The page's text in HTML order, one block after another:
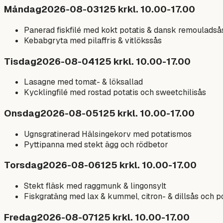
Måndag2026-08-03125 krkl. 10.00-17.00
Panerad fiskfilé med kokt potatis & dansk
Kebabgryta med pilaffris & vitlökssås
Tisdag2026-08-04125 krkl. 10.00-17.00
Lasagne med tomat- & löksallad
Kycklingfilé med rostad potatis och sweetchilisås
Onsdag2026-08-05125 krkl. 10.00-17.00
Ugnsgratinerad Hälsingekorv med potatismos
Pyttipanna med stekt ägg och rödbetor
Torsdag2026-08-06125 krkl. 10.00-17.00
Stekt fläsk med raggmunk & lingonsylt
Fiskgratäng med lax & kummel, citron- & dillsås och
Fredag2026-08-07125 krkl. 10.00-17.00